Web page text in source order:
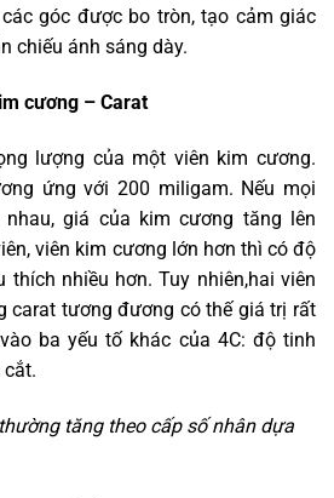
góc được bo tròn, tạo cảm giác
chiếu ánh sáng dày.
cương – Carat
lượng của một viên kim cương.
ứng với 200 miligam. Nếu mọi
giá của kim cương tăng lên
viên kim cương lớn hơn thì có độ
thích nhiều hơn. Tuy nhiên,hai viên
carat tương đương có thế giá trị rất
ba yếu tố khác của 4C: độ tinh
cắt.
tăng theo cấp số nhân dựa